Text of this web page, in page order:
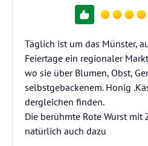
Täglich ist um das Münster,
Feiertage ein regionaler
wo sie über Blumen, Obst,
selbstgebackenem. Honig
dergleichen finden.
Die berühmte Rote Wurst
natürlich auch dazu